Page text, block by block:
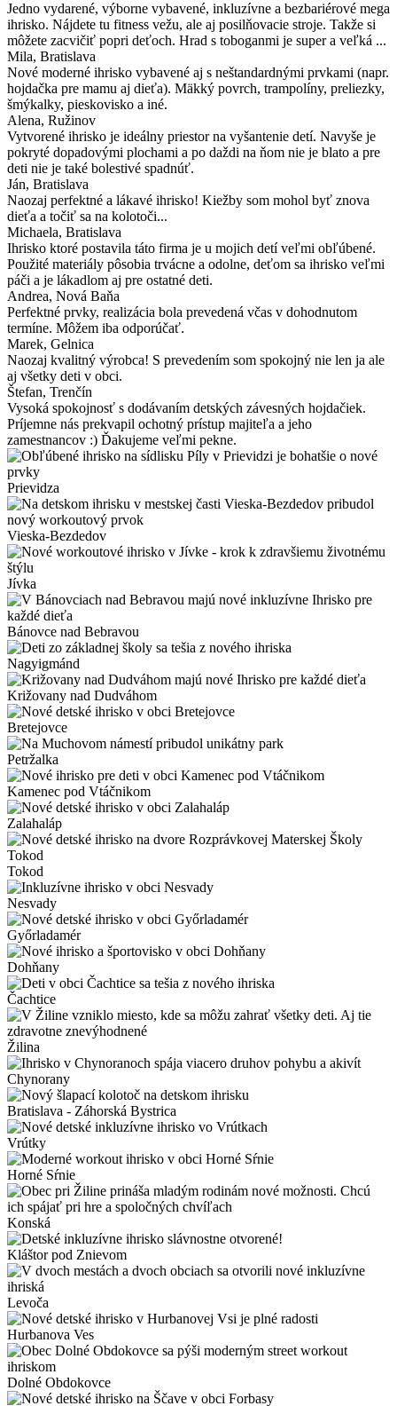
Jedno vydarené, výborne vybavené, inkluzívne a bezbariérové mega
ihrisko. Nájdete tu fitness vežu, ale aj posilňovacie stroje. Takže si
môžete zacvičiť popri deťoch. Hrad s toboganmi je super a veľká ...
Mila, Bratislava
Nové moderné ihrisko vybavené aj s neštandardnými prvkami (napr.
hojdačka pre mamu aj dieťa). Mäkký povrch, trampolíny, preliezky,
šmýkalky, pieskovisko a iné.
Alena, Ružinov
Vytvorené ihrisko je ideálny priestor na vyšantenie detí. Navyše je
pokryté dopadovými plochami a po daždi na ňom nie je blato a pre
deti nie je také bolestivé spadnúť.
Ján, Bratislava
Naozaj perfektné a lákavé ihrisko! Kiežby som mohol byť znova
dieťa a točiť sa na kolotoči...
Michaela, Bratislava
Ihrisko ktoré postavila táto firma je u mojich detí veľmi obľúbené.
Použité materiály pôsobia trvácne a odolne, deťom sa ihrisko veľmi
páči a je lákadlom aj pre ostatné deti.
Andrea, Nová Baňa
Perfektné prvky, realizácia bola prevedená včas v dohodnutom
termíne. Môžem iba odporúčať.
Marek, Gelnica
Naozaj kvalitný výrobca! S prevedením som spokojný nie len ja ale
aj všetky deti v obci.
Štefan, Trenčín
Vysoká spokojnosť s dodávaním detských závesných hojdačiek.
Príjemne nás prekvapil ochotný prístup majiteľa a jeho
zamestnancov :) Ďakujeme veľmi pekne.
Prievidza
Vieska-Bezdedov
Jívka
Bánovce nad Bebravou
Nagyigmánd
Križovany nad Dudváhom
Bretejovce
Petržalka
Kamenec pod Vtáčnikom
Zalahaláp
Tokod
Nesvady
Győrladamér
Dohňany
Čachtice
Žilina
Chynorany
Bratislava - Záhorská Bystrica
Vrútky
Horné Sŕnie
Konská
Kláštor pod Znievom
Levoča
Hurbanova Ves
Dolné Obdokovce